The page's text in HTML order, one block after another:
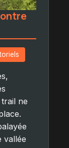
ne
vallée